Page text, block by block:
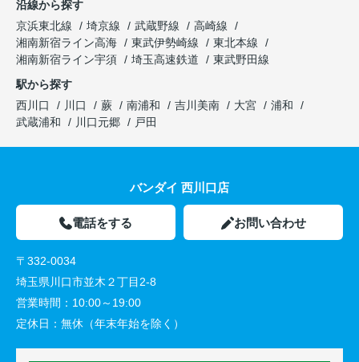
沿線から探す
京浜東北線
埼京線 武蔵野線
高崎線
湘南新宿ライン高海
東武伊勢崎線
東北本線
湘南新宿ライン宇須
埼玉高速鉄道
東武野田線
駅から探す
西川口
川口 蕨 南浦和 吉川美南 大宮
浦和
武蔵浦和
川口元郷 戸田
バンダイ 西川口店
電話をする お問い合わせ
〒332-0034
埼玉県川口市並木２丁目2-8
営業時間： 10:00～19:00
定休日： 無休（年末年始を除く）